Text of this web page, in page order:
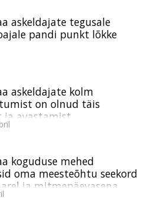
askeldajate tegusale
pandi punkt lõkke
askeldajate kolm
on olnud täis
ja avastamist
koguduse mehed
oma meesteõhtu seekord
ja mitmepäevasena